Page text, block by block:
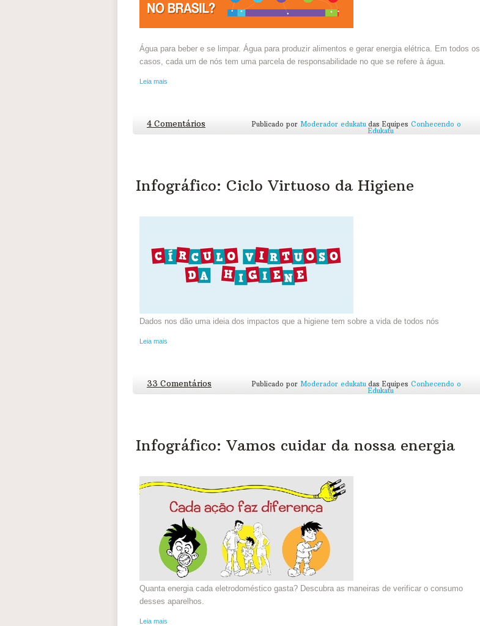
Água para beber e se limpar. Água para produzir alimentos e gerar energia elétrica. Em todos os
casos, cada um de nós tem uma parcela de responsabilidade no que se refere à água.
Leia mais
4 Comentários Publicado por Moderador edukatu das Equipes Conhecendo o
Edukatu
Infográfico: Ciclo Virtuoso da Higiene
Dados nos dão uma ideia dos impactos que a higiene tem sobre a vida de todos nós
Leia mais
33 Comentários Publicado por Moderador edukatu das Equipes Conhecendo o
Edukatu
Infográfico: Vamos cuidar da nossa energia
Quanta energia cada eletrodoméstico gasta? Descubra as maneiras de verificar o consumo
desses aparelhos.
Leia mais